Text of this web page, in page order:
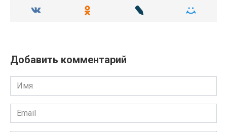
Добавить комментарий
Имя
Email